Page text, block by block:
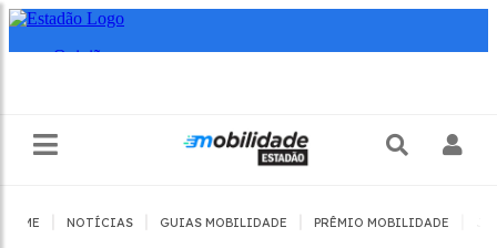
HOME NOTÍCIAS GUIAS MOBILIDADE PRÊMIO MOBILIDADE